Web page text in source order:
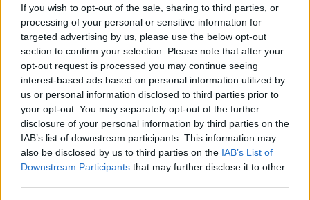
If you wish to opt-out of the sale, sharing to third parties, or
processing of your personal or sensitive information for
targeted advertising by us, please use the below opt-out
section to confirm your selection. Please note that after your
opt-out request is processed you may continue seeing
interest-based ads based on personal information utilized by
us or personal information disclosed to third parties prior to
your opt-out. You may separately opt-out of the further
disclosure of your personal information by third parties on the
IAB’s list of downstream participants. This information may
also be disclosed by us to third parties on the IAB’s List of
Downstream Participants that may further disclose it to other
Φέτος στην ΕΠΑΣ Μαθητείας ΔΥΠΑ Τρίπολης θα
λειτουργήσουν οι εξής ειδικότητες:
-Αισθητικής Τέχνης
-Αρτοποιίας-Ζαχαροπλαστικής
-Βοηθός Φαρμακείου
-Μαγειρικής Τέχνης